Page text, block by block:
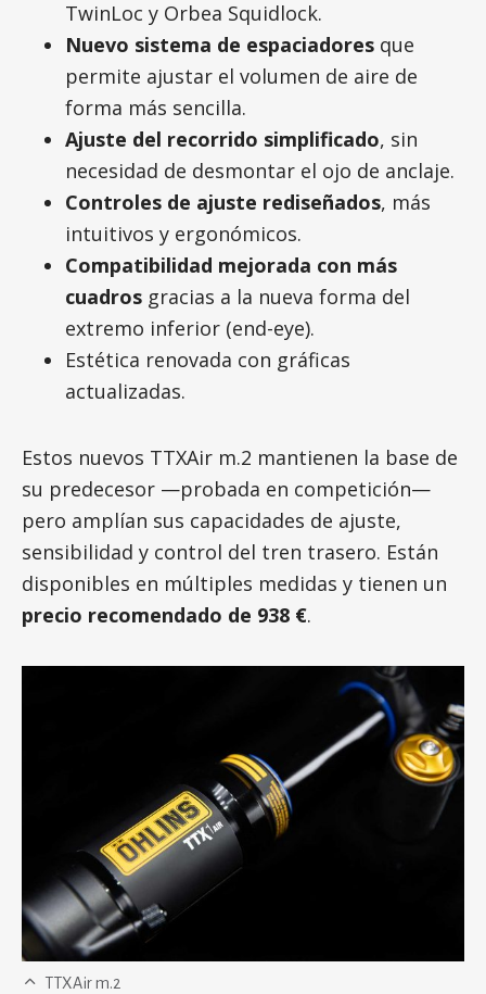
TwinLoc y Orbea Squidlock.
Nuevo sistema de espaciadores que
permite ajustar el volumen de aire de
forma más sencilla.
Ajuste del recorrido simplificado, sin
necesidad de desmontar el ojo de anclaje.
Controles de ajuste rediseñados, más
intuitivos y ergonómicos.
Compatibilidad mejorada con más
cuadros gracias a la nueva forma del
extremo inferior (end-eye).
Estética renovada con gráficas
actualizadas.
Estos nuevos TTXAir m.2 mantienen la base de
su predecesor —probada en competición—
pero amplían sus capacidades de ajuste,
sensibilidad y control del tren trasero. Están
disponibles en múltiples medidas y tienen un
precio recomendado de 938 €.
TTXAir m.2